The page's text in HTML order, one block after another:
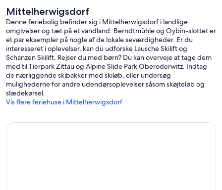
Mittelherwigsdorf
Denne feriebolig befinder sig i Mittelherwigsdorf i landlige
omgivelser og tæt på et vandland. Berndtmühle og Oybin-slottet er
et par eksempler på nogle af de lokale seværdigheder. Er du
interesseret i oplevelser, kan du udforske Lausche Skilift og
Schanzen Skilift. Rejser du med børn? Du kan overveje at tage dem
med til Tierpark Zittau og Alpine Slide Park Oberoderwitz. Indtag
de nærliggende skibakker med skiløb, eller undersøg
mulighederne for andre udendørsoplevelser såsom skøjteløb og
slædekørsel.
Vis flere feriehuse i Mittelherwigsdorf